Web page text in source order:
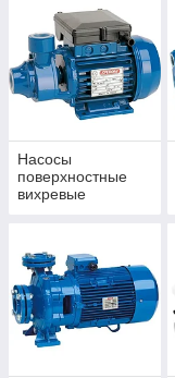
Насосы
поверхностные
вихревые